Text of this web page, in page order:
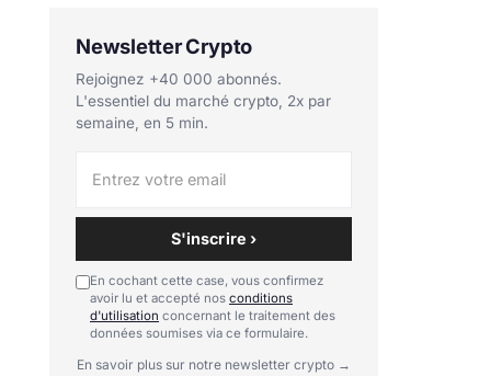
Newsletter Crypto
Rejoignez +40 000 abonnés.
L'essentiel du marché crypto, 2x par
semaine, en 5 min.
S'inscrire ›
En cochant cette case, vous confirmez
avoir lu et accepté nos conditions
d'utilisation concernant le traitement des
données soumises via ce formulaire.
En savoir plus sur notre newsletter crypto →